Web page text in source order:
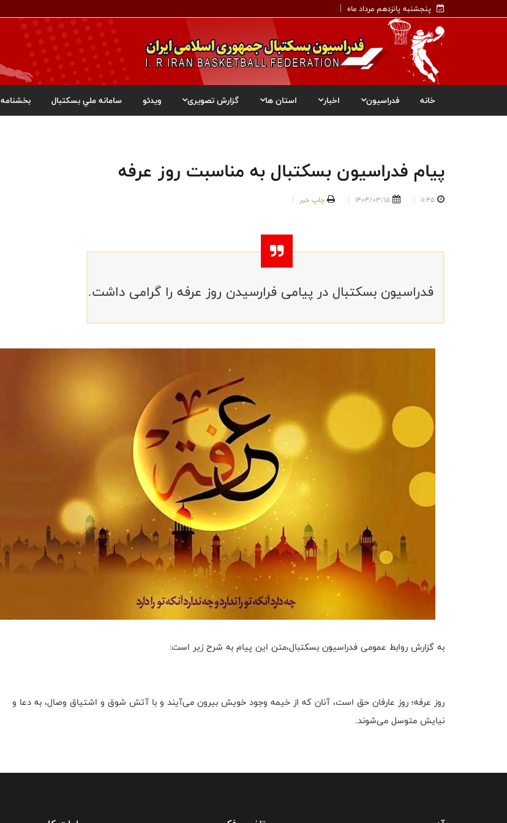
پنجشنبه پانزدهم مرداد ماه
خانه فدراسیون اخبار استان ها گزارش تصویری ویدئو سامانه ملي بسکتبال بخشنامه
پیام فدراسیون بسکتبال به مناسبت روز عرفه
11:45
1404/03/15 چاپ خبر
فدراسیون بسکتبال در پیامی فرارسیدن روز عرفه را گرامی داشت.
به گزارش روابط عمومی فدراسیون بسکتبال،متن این پیام به شرح زیر است:
روز عرفه؛ روز عارفان حق است، آنان که از خیمه وجود خویش بیرون می‌آیند و با آتش شوق و اشتیاق وصال، به دعا و
نیایش متوسل می‌شوند.